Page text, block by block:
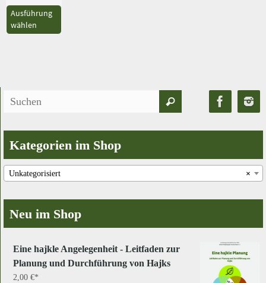
Ausführung
wählen
Produktseite
gewählt
Suchen
Kategorien im Shop
×
Unkategorisiert
Neu im Shop
Eine hajkle Angelegenheit - Leitfaden zur
Planung und Durchführung von Hajks
2,00 €